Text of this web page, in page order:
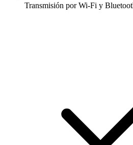
Transmisión por Wi-Fi y